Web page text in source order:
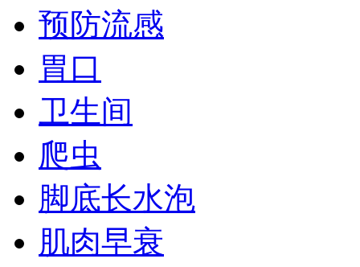
预防流感
胃口
卫生间
爬虫
脚底长水泡
肌肉早衰